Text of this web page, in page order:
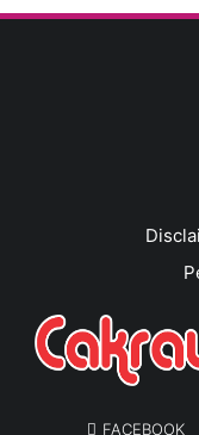
FACEBOOK